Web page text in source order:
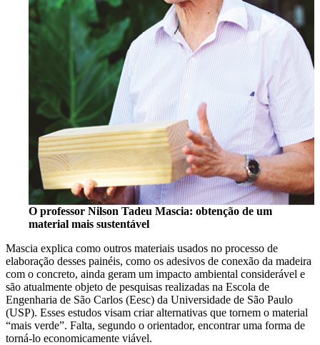
O professor Nilson Tadeu Mascia: obtenção de um
material mais sustentável
Mascia explica como outros materiais usados no processo de
elaboração desses painéis, como os adesivos de conexão da madeira
com o concreto, ainda geram um impacto ambiental considerável e
são atualmente objeto de pesquisas realizadas na Escola de
Engenharia de São Carlos (Eesc) da Universidade de São Paulo
(USP). Esses estudos visam criar alternativas que tornem o material
“mais verde”. Falta, segundo o orientador, encontrar uma forma de
torná-lo economicamente viável.